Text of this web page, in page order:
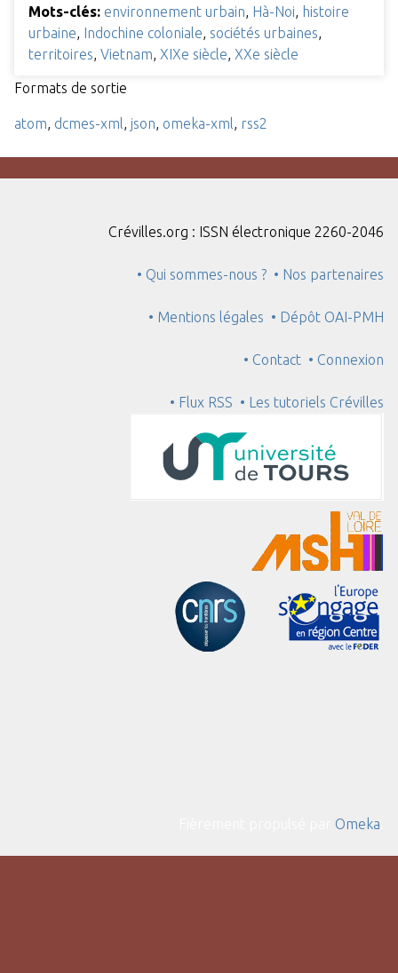
Mots-clés: environnement urbain, Hà-Noi, histoire
urbaine, Indochine coloniale, sociétés urbaines,
territoires, Vietnam, XIXe siècle, XXe siècle
Formats de sortie
atom, dcmes-xml, json, omeka-xml, rss2
Crévilles.org : ISSN électronique 2260-2046
• Qui sommes-nous ? • Nos partenaires
• Mentions légales • Dépôt OAI-PMH
• Contact • Connexion
• Flux RSS • Les tutoriels Crévilles
Omeka